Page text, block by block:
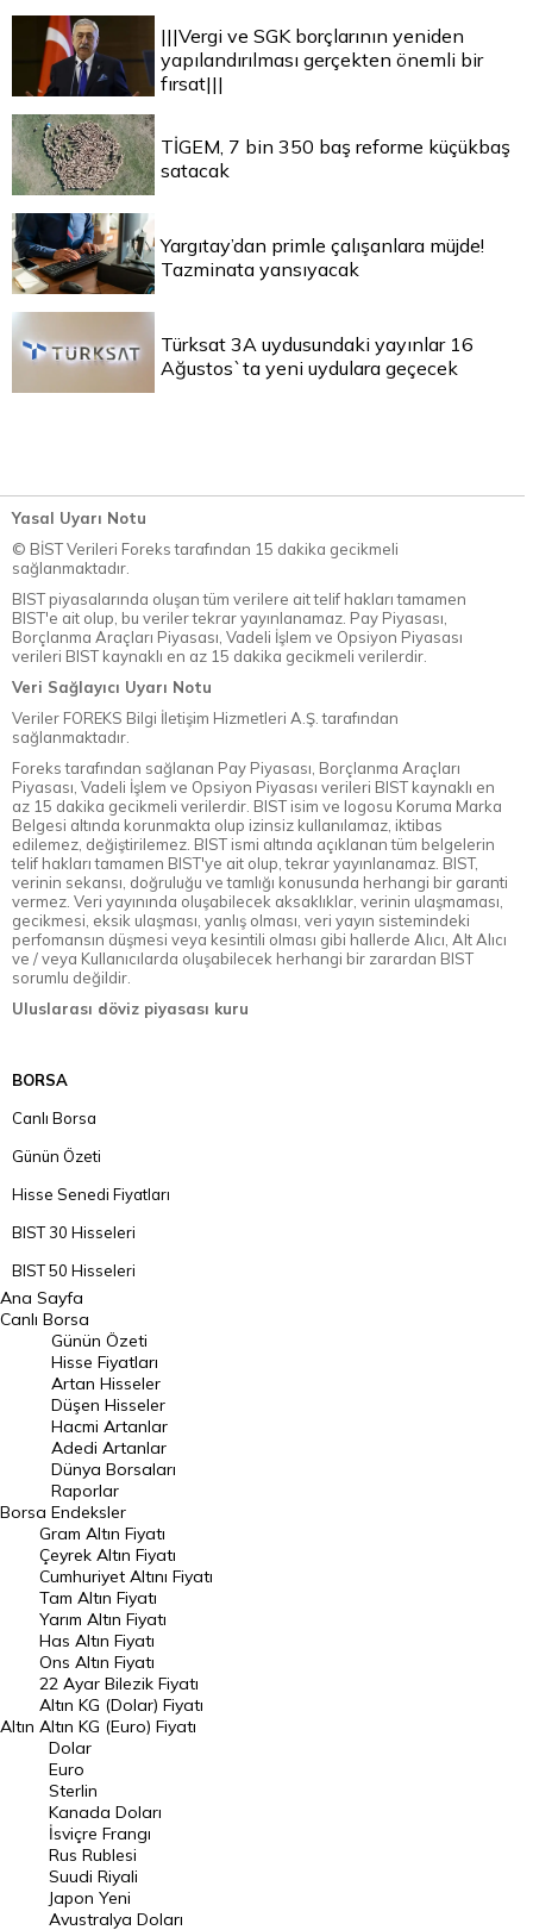
|||Vergi ve SGK borçlarının yeniden
yapılandırılması gerçekten önemli bir
fırsat|||
TİGEM, 7 bin 350 baş reforme küçükbaş
satacak
Yargıtay’dan primle çalışanlara müjde!
Tazminata yansıyacak
Türksat 3A uydusundaki yayınlar 16
Ağustos`ta yeni uydulara geçecek
Yasal Uyarı Notu
© BİST Verileri Foreks tarafından 15 dakika gecikmeli
sağlanmaktadır.
BIST piyasalarında oluşan tüm verilere ait telif hakları tamamen
BIST'e ait olup, bu veriler tekrar yayınlanamaz. Pay Piyasası,
Borçlanma Araçları Piyasası, Vadeli İşlem ve Opsiyon Piyasası
verileri BIST kaynaklı en az 15 dakika gecikmeli verilerdir.
Veri Sağlayıcı Uyarı Notu
Veriler FOREKS Bilgi İletişim Hizmetleri A.Ş. tarafından
sağlanmaktadır.
Foreks tarafından sağlanan Pay Piyasası, Borçlanma Araçları
Piyasası, Vadeli İşlem ve Opsiyon Piyasası verileri BIST kaynaklı en
az 15 dakika gecikmeli verilerdir. BIST isim ve logosu Koruma Marka
Belgesi altında korunmakta olup izinsiz kullanılamaz, iktibas
edilemez, değiştirilemez. BIST ismi altında açıklanan tüm belgelerin
telif hakları tamamen BIST'ye ait olup, tekrar yayınlanamaz. BIST,
verinin sekansı, doğruluğu ve tamlığı konusunda herhangi bir garanti
vermez. Veri yayınında oluşabilecek aksaklıklar, verinin ulaşmaması,
gecikmesi, eksik ulaşması, yanlış olması, veri yayın sistemindeki
perfomansın düşmesi veya kesintili olması gibi hallerde Alıcı, Alt Alıcı
ve / veya Kullanıcılarda oluşabilecek herhangi bir zarardan BIST
sorumlu değildir.
Uluslarası döviz piyasası kuru
BORSA
Canlı Borsa
Günün Özeti
Hisse Senedi Fiyatları
BIST 30 Hisseleri
BIST 50 Hisseleri
BIST 100 Hisseleri
En Çok Artan Hisseler
En Çok Düşen Hisseler
Hacmi Artanlar
Geçmiş Kapanışlar
Dünya Borsaları
Raporlar
Endeksler
DÖVİZ
Döviz Kuru
Dolar Kuru
Euro Kuru
Pound Kuru
Frank Kuru
Riyal Kuru
Avustralya Doları
Ana Sayfa
Canlı Borsa
Borsa
Günün Özeti
Hisse Fiyatları
Artan Hisseler
Düşen Hisseler
Hacmi Artanlar
Adedi Artanlar
Dünya Borsaları
Raporlar
Endeksler
Altın
Gram Altın Fiyatı
Çeyrek Altın Fiyatı
Cumhuriyet Altını Fiyatı
Tam Altın Fiyatı
Yarım Altın Fiyatı
Has Altın Fiyatı
Ons Altın Fiyatı
22 Ayar Bilezik Fiyatı
Altın KG (Dolar) Fiyatı
Altın KG (Euro) Fiyatı
Dolar
Euro
Sterlin
Kanada Doları
İsviçre Frangı
Rus Rublesi
Suudi Riyali
Japon Yeni
Avustralya Doları